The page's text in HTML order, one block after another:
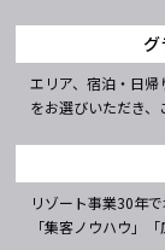
エリア、宿泊・日
をお選びいただき、
リゾート事業30年
「集客ノウハウ」